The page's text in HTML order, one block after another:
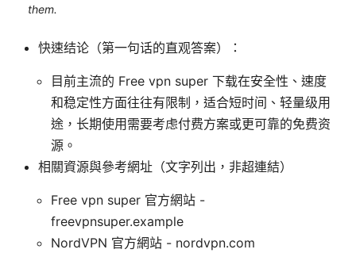
them.
快速结论（第一句话的直观答案）：
目前主流的 Free vpn super 下载在安全性、速度
和稳定性方面往往有限制，适合短时间、轻量级用
途，长期使用需要考虑付费方案或更可靠的免费资
源。
相關資源與參考網址（文字列出，非超連結）
Free vpn super 官方網站 -
freevpnsuper.example
NordVPN 官方網站 - nordvpn.com